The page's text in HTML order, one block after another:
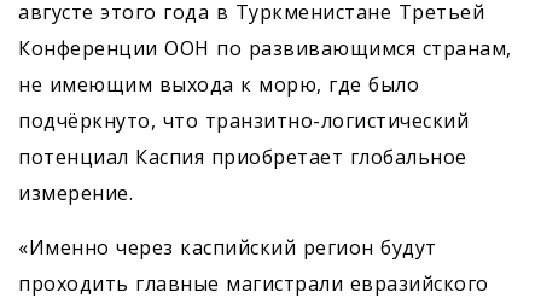
августе этого года в Туркменистане Третьей
Конференции ООН по развивающимся странам,
не имеющим выхода к морю, где было
подчёркнуто, что транзитно-логистический
потенциал Каспия приобретает глобальное
измерение.
«Именно через каспийский регион будут
проходить главные магистрали евразийского